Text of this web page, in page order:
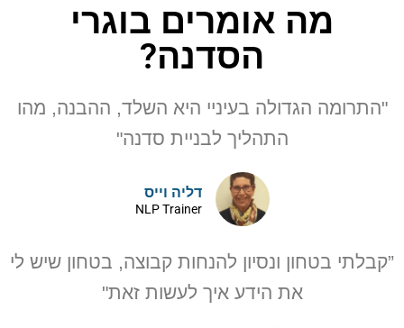
מה אומרים בוגרי
הסדנה?
"התרומה הגדולה בעיניי היא השלד, ההבנה, מהו
התהליך לבניית סדנה"
דליה וייס
NLP Trainer
”קבלתי בטחון ונסיון להנחות קבוצה, בטחון שיש לי
את הידע איך לעשות זאת"